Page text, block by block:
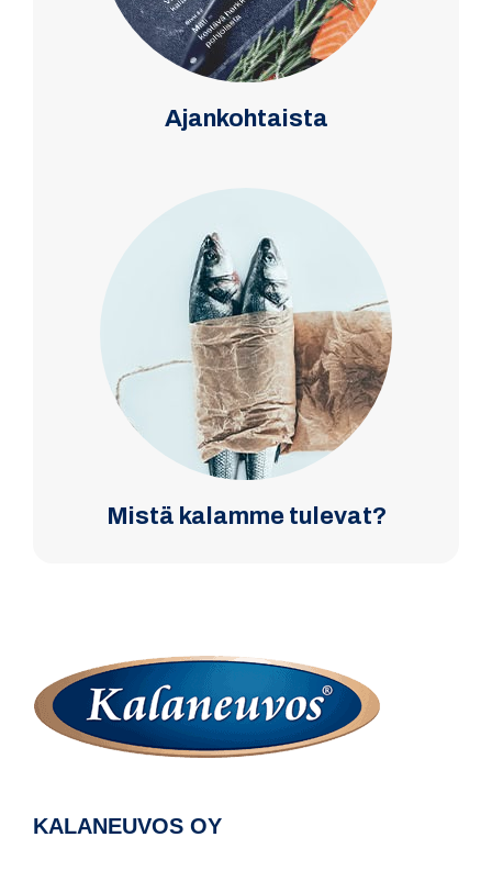
Ajankohtaista
Mistä kalamme tulevat?
KALANEUVOS OY